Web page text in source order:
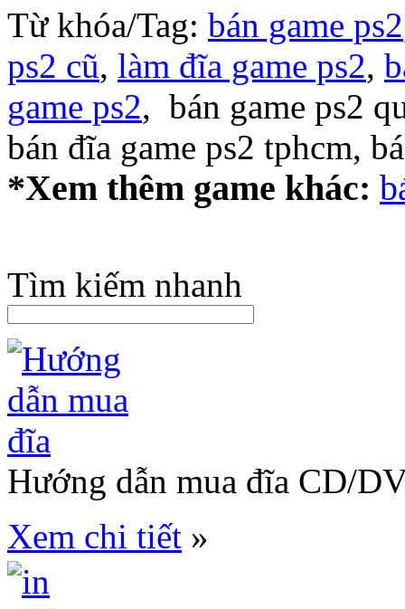
Từ khóa/Tag: bán game ps2
ps2 cũ, làm đĩa game ps2,
game ps2, bán game ps2
bán đĩa game ps2 tphcm,
*Xem thêm game khác:
Tìm kiếm nhanh
Hướng dẫn mua đĩa CD/
Xem chi tiết »